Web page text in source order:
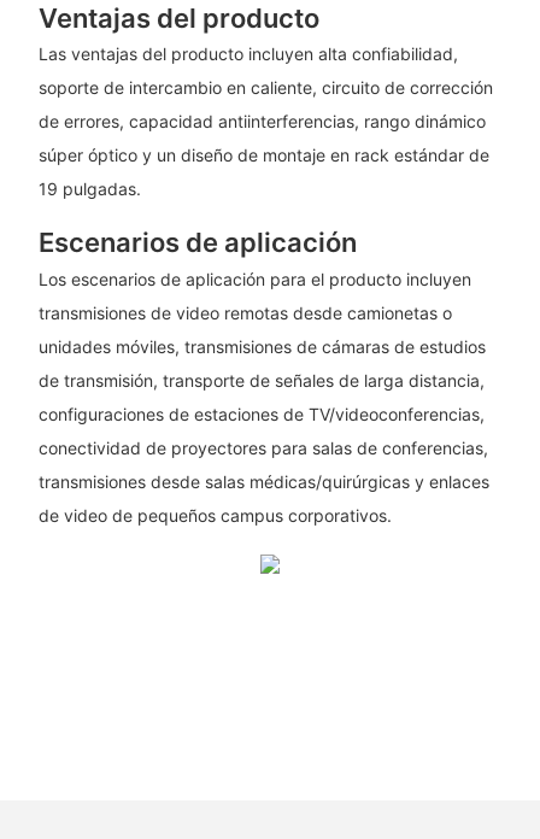
Ventajas del producto
Las ventajas del producto incluyen alta confiabilidad,
soporte de intercambio en caliente, circuito de corrección
de errores, capacidad antiinterferencias, rango dinámico
súper óptico y un diseño de montaje en rack estándar de
19 pulgadas.
Escenarios de aplicación
Los escenarios de aplicación para el producto incluyen
transmisiones de video remotas desde camionetas o
unidades móviles, transmisiones de cámaras de estudios
de transmisión, transporte de señales de larga distancia,
configuraciones de estaciones de TV/videoconferencias,
conectividad de proyectores para salas de conferencias,
transmisiones desde salas médicas/quirúrgicas y enlaces
de video de pequeños campus corporativos.